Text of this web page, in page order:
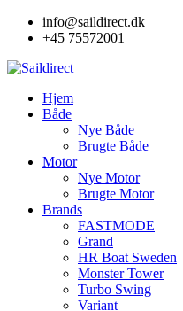
Skip
info@saildirect.dk
+45 75572001
Hjem
Både
Nye Både
Brugte Både
Motor
Nye Motor
Brugte Motor
Brands
FASTMODE
Grand
HR Boat Sweden
Monster Tower
Turbo Swing
Variant